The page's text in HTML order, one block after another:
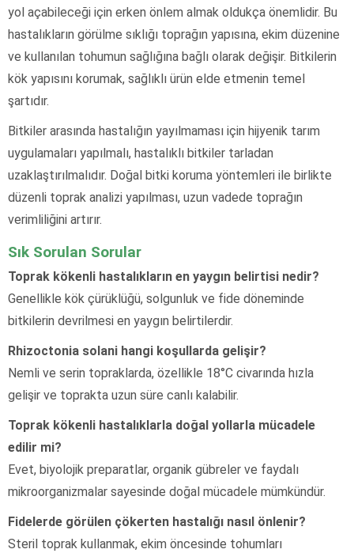
yol açabileceği için erken önlem almak oldukça önemlidir. Bu
hastalıkların görülme sıklığı toprağın yapısına, ekim düzenine
ve kullanılan tohumun sağlığına bağlı olarak değişir. Bitkilerin
kök yapısını korumak, sağlıklı ürün elde etmenin temel
şartıdır.
Bitkiler arasında hastalığın yayılmaması için hijyenik tarım
uygulamaları yapılmalı, hastalıklı bitkiler tarladan
uzaklaştırılmalıdır. Doğal bitki koruma yöntemleri ile birlikte
düzenli toprak analizi yapılması, uzun vadede toprağın
verimliliğini artırır.
Sık Sorulan Sorular
Toprak kökenli hastalıkların en yaygın belirtisi nedir?
Genellikle kök çürüklüğü, solgunluk ve fide döneminde
bitkilerin devrilmesi en yaygın belirtilerdir.
Rhizoctonia solani hangi koşullarda gelişir?
Nemli ve serin topraklarda, özellikle 18°C civarında hızla
gelişir ve toprakta uzun süre canlı kalabilir.
Toprak kökenli hastalıklarla doğal yollarla mücadele
edilir mi?
Evet, biyolojik preparatlar, organik gübreler ve faydalı
mikroorganizmalar sayesinde doğal mücadele mümkündür.
Fidelerde görülen çökerten hastalığı nasıl önlenir?
Steril toprak kullanmak, ekim öncesinde tohumları